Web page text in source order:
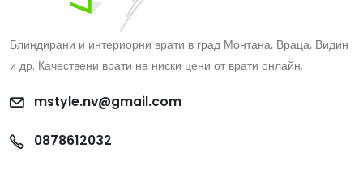
Блиндирани и интериорни врати в град Монтана, Враца, Видин
и др. Качествени врати на ниски цени от врати онлайн.
mstyle.nv@gmail.com
0878612032